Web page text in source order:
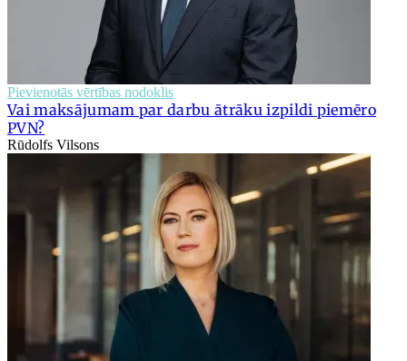
Pievienotās vērtības nodoklis
Vai maksājumam par darbu ātrāku izpildi piemēro
PVN?
Rūdolfs Vilsons